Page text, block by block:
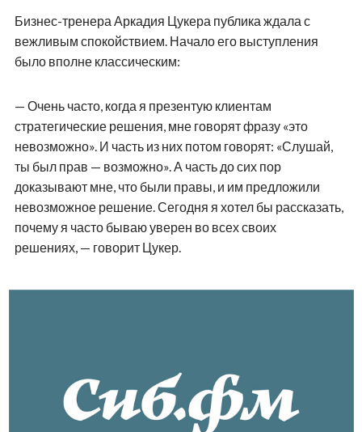
Бизнес-тренера Аркадия Цукера публика ждала с
вежливым спокойствием. Начало его выступления
было вполне классическим:
— Очень часто, когда я презентую клиентам
стратегические решения, мне говорят фразу «это
невозможно». И часть из них потом говорят: «Слушай,
ты был прав — возможно». А часть до сих пор
доказывают мне, что были правы, и им предложили
невозможное решение. Сегодня я хотел бы рассказать,
почему я часто бываю уверен во всех своих
решениях, — говорит Цукер.